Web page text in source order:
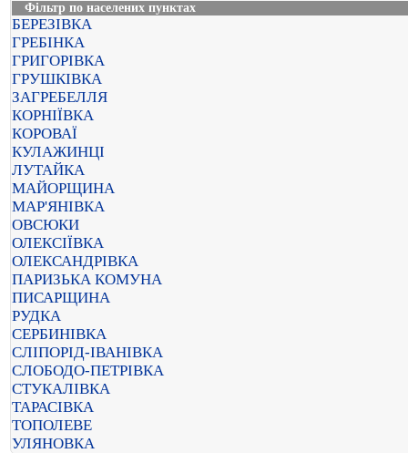
Фільтр по населених пунктах
БЕРЕЗІВКА
ГРЕБІНКА
ГРИГОРІВКА
ГРУШКІВКА
ЗАГРЕБЕЛЛЯ
КОРНІЇВКА
КОРОВАЇ
КУЛАЖИНЦІ
ЛУТАЙКА
МАЙОРЩИНА
МАР'ЯНІВКА
ОВСЮКИ
ОЛЕКСІЇВКА
ОЛЕКСАНДРІВКА
ПАРИЗЬКА КОМУНА
ПИСАРЩИНА
РУДКА
СЕРБИНІВКА
СЛІПОРІД-ІВАНІВКА
СЛОБОДО-ПЕТРІВКА
СТУКАЛІВКА
ТАРАСІВКА
ТОПОЛЕВЕ
УЛЯНОВКА